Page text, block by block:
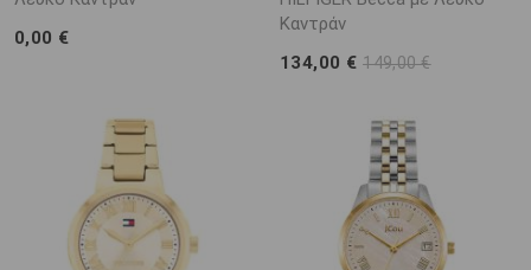
0,00 €
Καντράν
134,00 €149,00 €